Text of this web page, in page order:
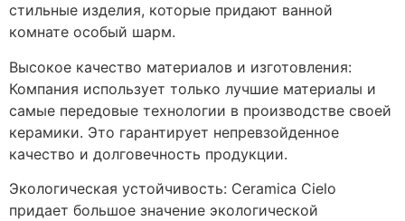
стильные изделия, которые придают ванной
комнате особый шарм.
Высокое качество материалов и изготовления:
Компания использует только лучшие материалы и
самые передовые технологии в производстве своей
керамики. Это гарантирует непревзойденное
качество и долговечность продукции.
Экологическая устойчивость: Ceramica Cielo
придает большое значение экологической